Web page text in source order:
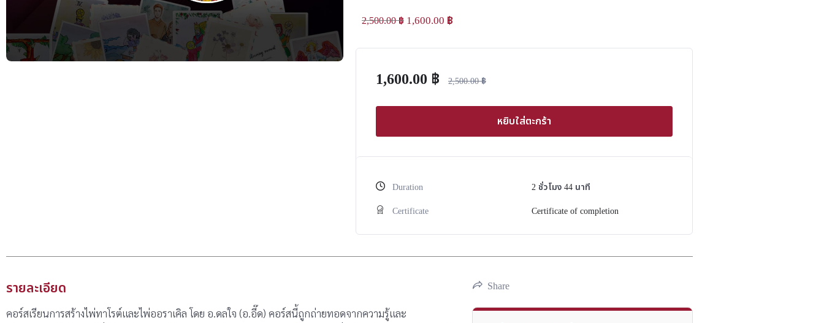
2,500.00฿ 1,600.00 ฿
1,600.00 ฿ 2,500.00฿
หยิบใส่ตะกร้า
Duration 2ชั่วโมง44 นาที
Certificate
Certificate of completion
รายละเอียด
คอร์สเรียนการสร้างไพ่ทาโรต์และไพ่ออราเคิล โดย อ.ดลใจ (อ.อี๊ด) คอร์สนี้ถูกถ่ายทอดจากความรู้และ
Share